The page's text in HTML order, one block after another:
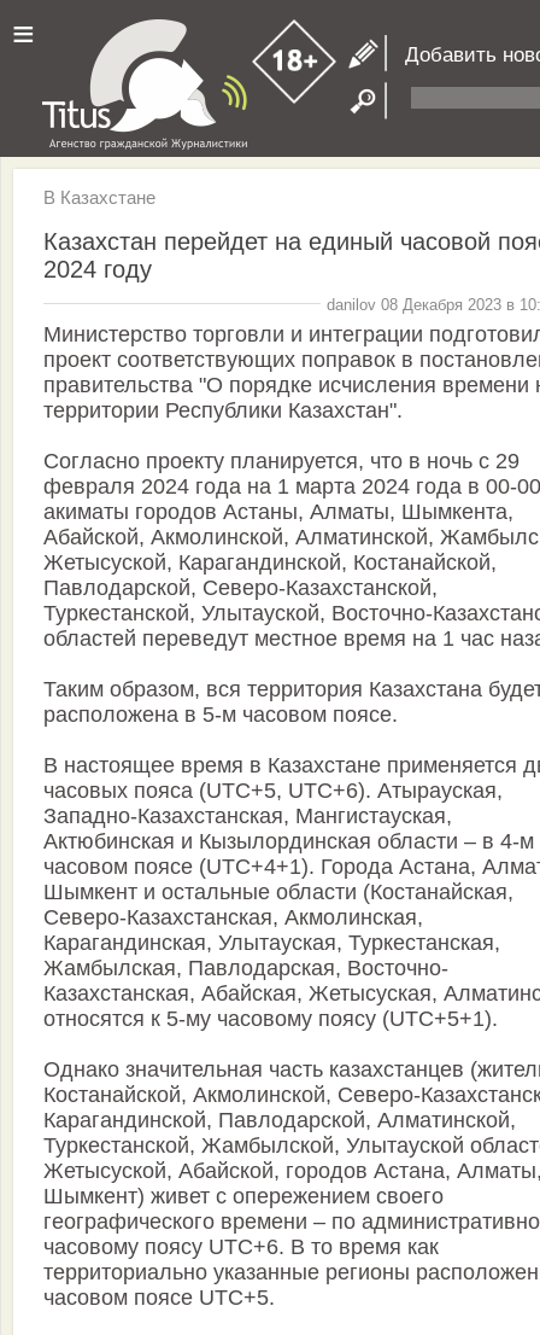
≡ Добавить
В Казахстане
Казахстан перейдет на единый часовой
2024 году
danilov 08 Декабря 2023 в
Министерство торговли и интеграции
проект соответствующих поправок в
правительства "О порядке исчисления времени
территории Республики Казахстан".
Согласно проекту планируется, что в ночь с 29
февраля 2024 года на 1 марта 2024 года в 00-00
акиматы городов Астаны, Алматы, Шымкента,
Абайской, Акмолинской, Алматинской,
Жетысуской, Карагандинской, Костанайской,
Павлодарской, Северо-Казахстанской,
Туркестанской, Улытауской, Восточно-
областей переведут местное время на 1 час
Таким образом, вся территория Казахстана
расположена в 5-м часовом поясе.
В настоящее время в Казахстане применяется
часовых пояса (UTC+5, UTC+6). Атырауская,
Западно-Казахстанская, Мангистауская,
Актюбинская и Кызылординская области – в 4-м
часовом поясе (UTC+4+1). Города Астана,
Шымкент и остальные области (Костанайская,
Северо-Казахстанская, Акмолинская,
Карагандинская, Улытауская, Туркестанская,
Жамбылская, Павлодарская, Восточно-
Казахстанская, Абайская, Жетысуская,
относятся к 5-му часовому поясу (UTC+5+1).
Однако значительная часть казахстанцев
Костанайской, Акмолинской, Северо-
Карагандинской, Павлодарской, Алматинской,
Туркестанской, Жамбылской, Улытауской
Жетысуской, Абайской, городов Астана,
Шымкент) живет с опережением своего
географического времени – по
часовому поясу UTC+6. В то время как
территориально указанные регионы
часовом поясе UTC+5.